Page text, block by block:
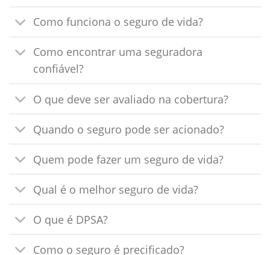
Como funciona o seguro de vida?
Como encontrar uma seguradora
confiável?
O que deve ser avaliado na cobertura?
Quando o seguro pode ser acionado?
Quem pode fazer um seguro de vida?
Qual é o melhor seguro de vida?
O que é DPSA?
Como o seguro é precificado?